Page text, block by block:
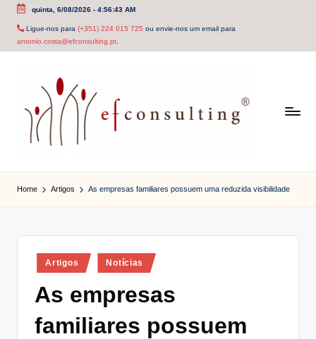
Skip
quinta, 6/08/2026- 4:56:43 AM
Ligue-nos para (+351) 224 015 725 ou envie-nos um email para
antonio.costa@efconsulting.pt.
f
c
o
Home Artigos As empresas familiares possuem uma reduzida visibilidade
Posted
in
Artigos Notícias
As empresas
familiares possuem